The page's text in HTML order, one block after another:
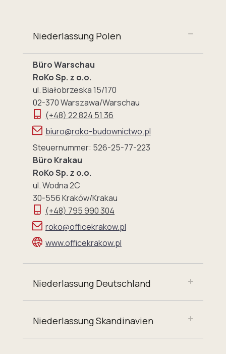
Niederlassung Polen
Büro Warschau
RoKo Sp. z o.o.
ul. Białobrzeska 15/170
02-370 Warszawa/Warschau
(+48) 22 824 51 36
biuro@roko-budownictwo.pl
Steuernummer: 526-25-77-223
Büro Krakau
RoKo Sp. z o.o.
ul. Wodna 2C
30-556 Kraków/Krakau
(+48) 795 990 304
roko@officekrakow.pl
www.officekrakow.pl
Niederlassung Deutschland
Niederlassung Skandinavien